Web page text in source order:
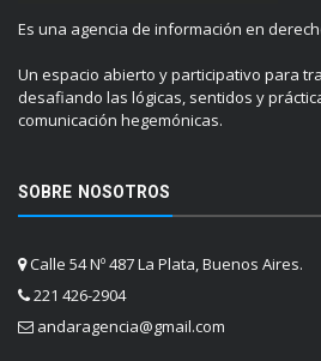
Es una agencia de información en
Un espacio abierto y participativo para
desafiando las lógicas, sentidos y
comunicación hegemónicas.
SOBRE NOSOTROS
Calle 54 Nº 487 La Plata, Buenos Aires.
221 426-2904
andaragencia@gmail.com